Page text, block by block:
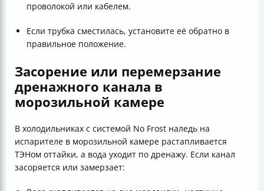
проволокой или кабелем.
Если трубка сместилась, установите её обратно в
правильное положение.
Засорение или перемерзание
дренажного канала в
морозильной камере
В холодильниках с системой No Frost наледь на
испарителе в морозильной камере растапливается
ТЭНом оттайки, а вода уходит по дренажу. Если канал
засоряется или замерзает: